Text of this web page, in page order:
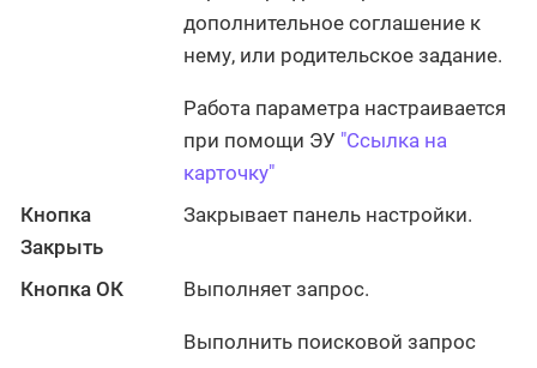
дополнительное соглашение к
нему, или родительское задание.
Работа параметра настраивается
при помощи ЭУ "Ссылка на
карточку"
Кнопка
Закрыть
Закрывает панель настройки.
Кнопка ОК Выполняет запрос.
Выполнить поисковой запрос